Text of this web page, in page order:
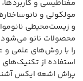
مغناطیسی و
مولکولی و
و زیست‌محیطی
محصولات نانو
را با روش‌های علمی و
استفاده از
پراش اشعه ایکس